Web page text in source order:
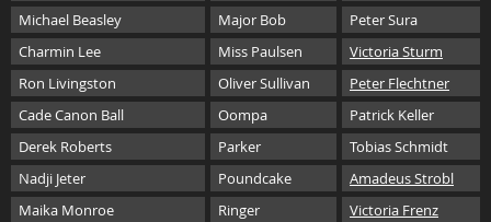
Michael Beasley
Major Bob
Peter Sura
Charmin Lee
Miss Paulsen
Victoria Sturm
Ron Livingston
Oliver Sullivan
Peter Flechtner
Cade Canon Ball
Oompa
Patrick Keller
Derek Roberts
Parker
Tobias Schmidt
Nadji Jeter
Poundcake
Amadeus Strobl
Maika Monroe
Ringer Victoria Frenz